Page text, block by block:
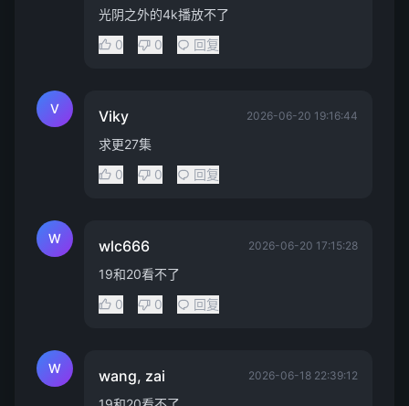
光阴之外的4k播放不了
0
0 回复
V Viky 2026-06-20 19:16:44
求更27集
0
0 回复
W wlc666 2026-06-20 17:15:28
19和20看不了
0
0 回复
W wang, zai 2026-06-18 22:39:12